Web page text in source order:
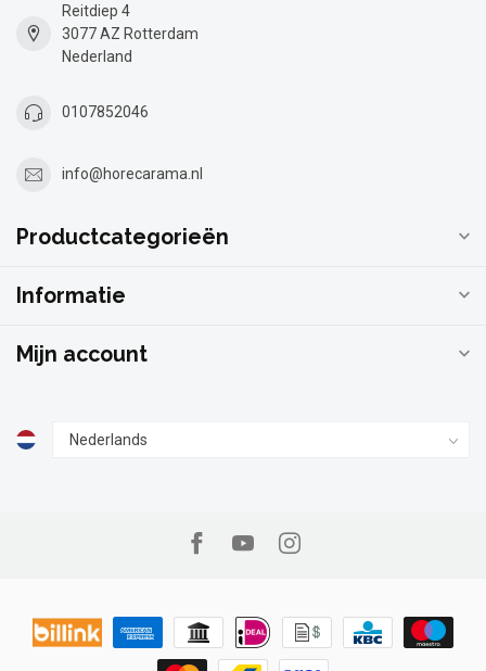
Reitdiep 4
3077 AZ Rotterdam
Nederland
0107852046
info@horecarama.nl
Productcategorieën
Informatie
Mijn account